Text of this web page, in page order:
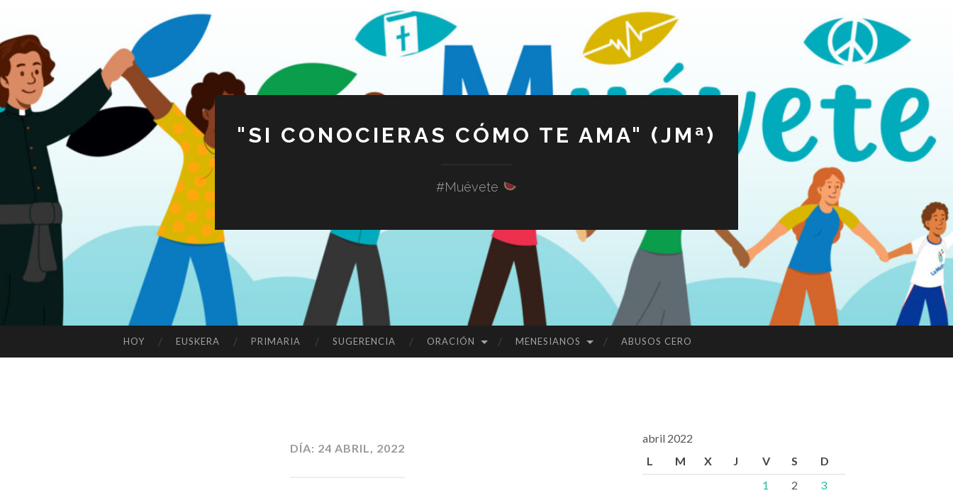
"SI CONOCIERAS CÓMO TE AMA" (JMª)
#Muévete
AL
HOY EUSKERA PRIMARIA SUGERENCIA ORACIÓN MENESIANOS ABUSOS CERO
DÍA: 24 ABRIL, 2022
abril 2022
L
M X J V S D
1 2
3